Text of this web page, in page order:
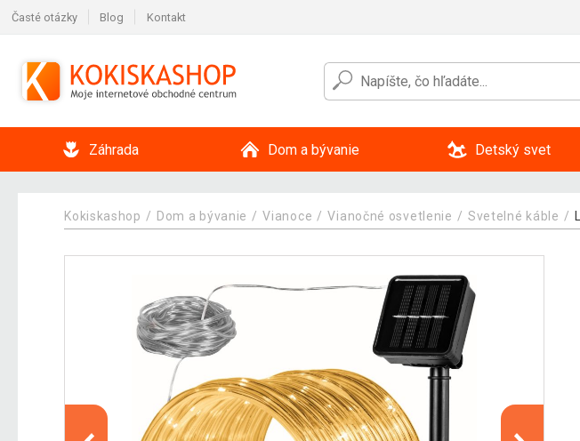
Časté otázky Blog Kontakt
Záhrada Dom a bývanie Detský svet
Kokiskashop Dom a bývanie Vianoce Vianočné osvetlenie Svetelné káble